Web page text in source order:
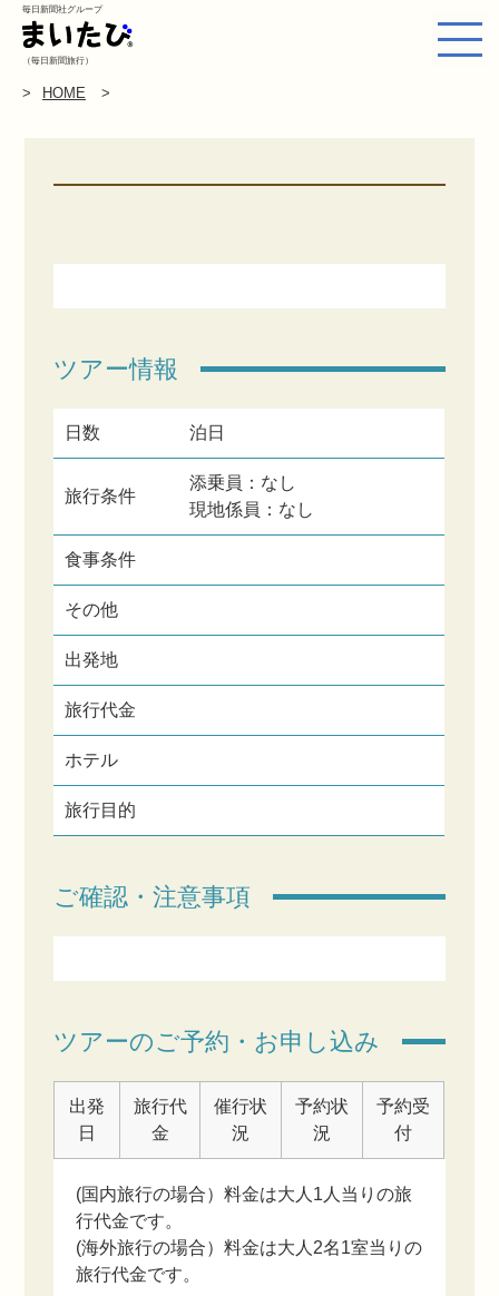
毎日新聞社グループ
（毎日新聞旅行）
HOME
ツアー情報
日数 泊日
旅行条件
添乗員：なし
現地係員：なし
食事条件
その他
出発地
旅行代金
ホテル
旅行目的
ご確認・注意事項
ツアーのご予約・お申し込み
出発
日
旅行代
金
催行状
況
予約状
況
予約受
付
(国内旅行の場合）料金は大人1人当りの旅
行代金です。
(海外旅行の場合）料金は大人2名1室当りの
旅行代金です。